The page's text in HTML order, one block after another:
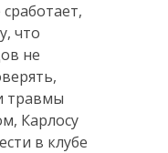
что
не
травмы
Карлосу
в клубе